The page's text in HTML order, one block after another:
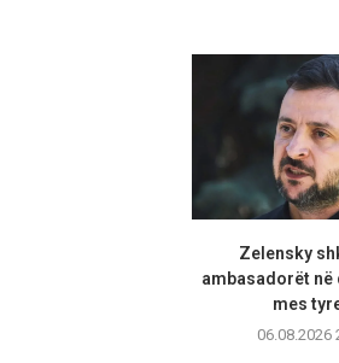
Zelensky
ambasadorët në
mes
06.08.2026